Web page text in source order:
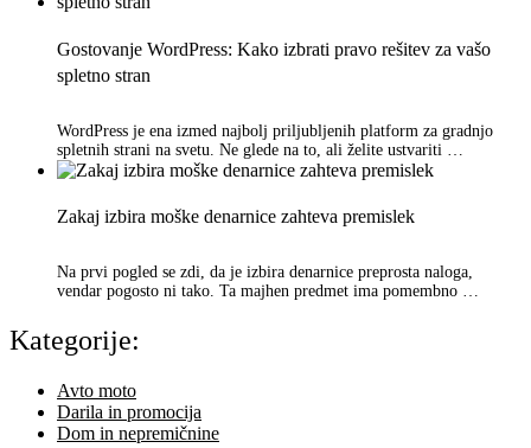
Gostovanje WordPress: Kako izbrati pravo rešitev za vašo
spletno stran
WordPress je ena izmed najbolj priljubljenih platform za gradnjo
spletnih strani na svetu. Ne glede na to, ali želite ustvariti …
Zakaj izbira moške denarnice zahteva premislek
Na prvi pogled se zdi, da je izbira denarnice preprosta naloga,
vendar pogosto ni tako. Ta majhen predmet ima pomembno …
Kategorije:
Avto moto
Darila in promocija
Dom in nepremičnine